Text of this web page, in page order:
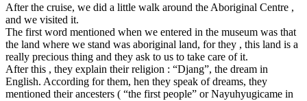
After the cruise, we did a little walk around the Aboriginal Centre ,
and we visited it.
The first word mentioned when we entered in the museum was that
the land where we stand was aboriginal land, for they , this land is a
really precious thing and they ask to us to take care of it.
After this , they explain their religion : “Djang”, the dream in
English. According for them, hen they speak of dreams, they
mentioned their ancesters ( “the first people” or Nayuhyugicame in